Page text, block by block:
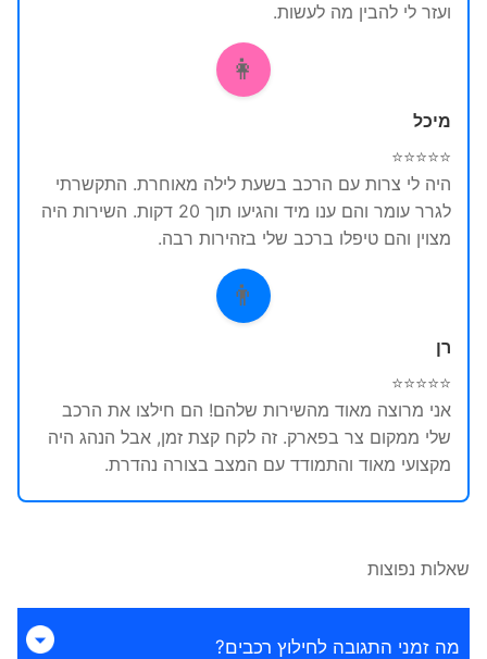
ועזר לי להבין מה לעשות.
👩
מיכל
⭐⭐⭐⭐⭐
היה לי צרות עם הרכב בשעת לילה מאוחרת. התקשרתי
לגרר עומר והם ענו מיד והגיעו תוך 20 דקות. השירות היה
מצוין והם טיפלו ברכב שלי בזהירות רבה.
👨
רן
⭐⭐⭐⭐⭐
אני מרוצה מאוד מהשירות שלהם! הם חילצו את הרכב
שלי ממקום צר בפארק. זה לקח קצת זמן, אבל הנהג היה
מקצועי מאוד והתמודד עם המצב בצורה נהדרת.
שאלות נפוצות
מה זמני התגובה לחילוץ רכבים?